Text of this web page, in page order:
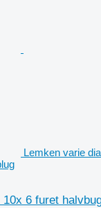
Lemken varie
6 furet